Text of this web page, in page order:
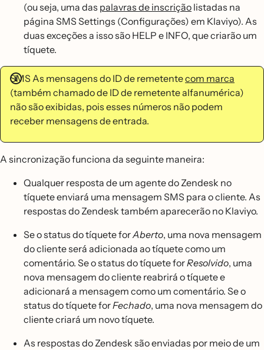
(ou seja, uma das palavras de inscrição listadas na
página SMS Settings (Configurações) em Klaviyo). As
duas exceções a isso são HELP e INFO, que criarão um
tíquete.
SMS As mensagens do ID de remetentecom marca
(também chamado de ID de remetente alfanumérica)
não são exibidas, pois esses números não podem
receber mensagens de entrada.
A sincronização funciona da seguinte maneira:
Qualquer resposta de um agente do Zendesk no
tíquete enviará uma mensagem SMS para o cliente. As
respostas do Zendesk também aparecerão no Klaviyo.
Se o status do tíquete forAberto, uma nova mensagem
do cliente será adicionada ao tíquete como um
comentário. Se o status do tíquete forResolvido, uma
nova mensagem do cliente reabrirá o tíquete e
adicionará a mensagem como um comentário. Se o
status do tíquete forFechado, uma nova mensagem do
cliente criará um novo tíquete.
As respostas do Zendesk são enviadas por meio de um